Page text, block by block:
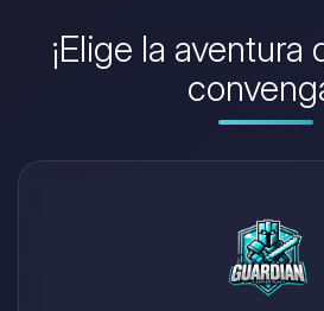
¡Elige la aventura